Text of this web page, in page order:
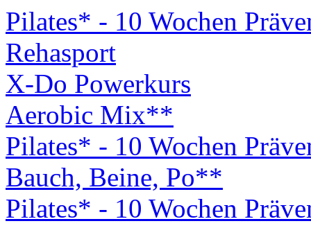
Pilates* - 10 Wochen
Rehasport
X-Do Powerkurs
Aerobic Mix**
Pilates* - 10 Wochen
Bauch, Beine, Po**
Pilates* - 10 Wochen